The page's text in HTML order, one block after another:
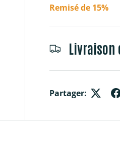
Remisé de 15%
Partager: